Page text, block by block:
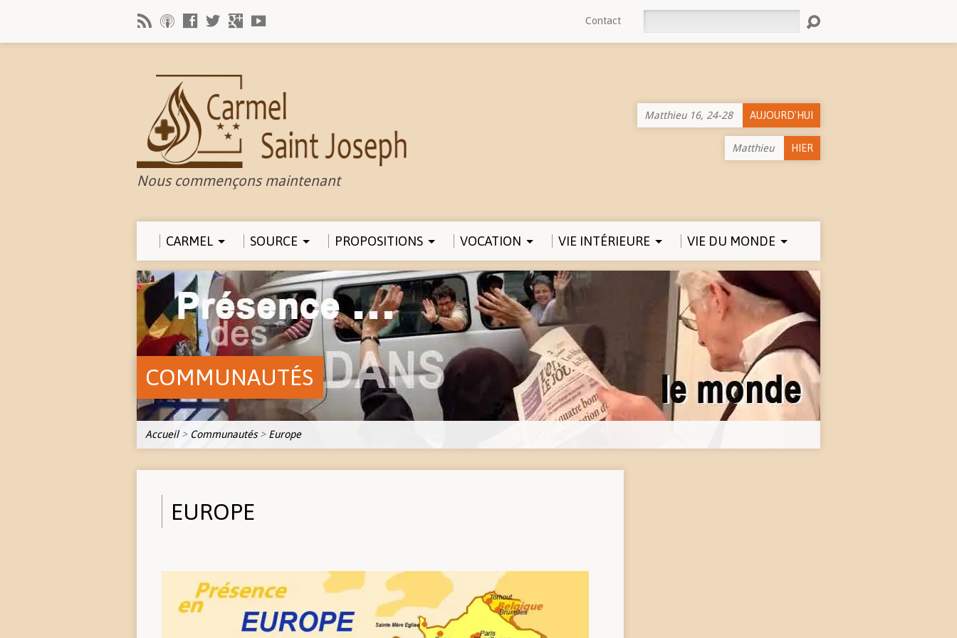
Contact
Nous commençons maintenant
Matthieu 16, 24-28 AUJOURD'HUI
Matthieu HIER
CARMEL SOURCE PROPOSITIONS VOCATION VIE INTÉRIEURE VIE DU MONDE
COMMUNAUTÉS
Accueil> Communautés> Europe
EUROPE